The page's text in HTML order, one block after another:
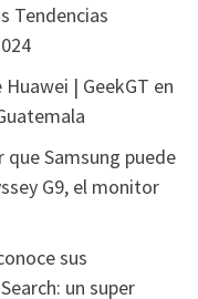
Tendencias
| GeekGT en
Samsung puede
G9, el monitor
sus
un super